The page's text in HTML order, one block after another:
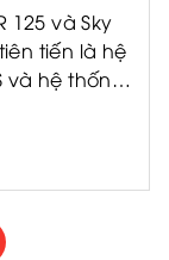
125 và Sky
tiến là hệ
và hệ thống
xe cao
huống vận